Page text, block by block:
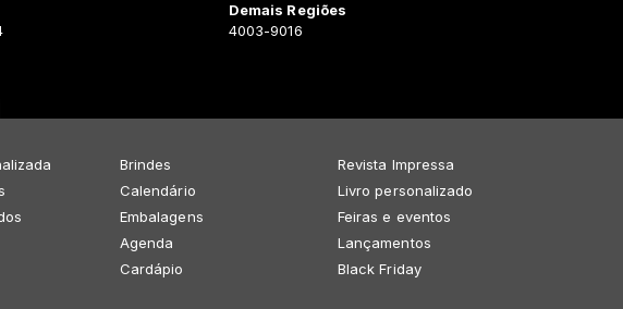
Demais Regiões
4003-9016
Brindes
Calendário
Embalagens
Agenda
Cardápio
Revista Impressa
Livro personalizado
Feiras e eventos
Lançamentos
Black Friday